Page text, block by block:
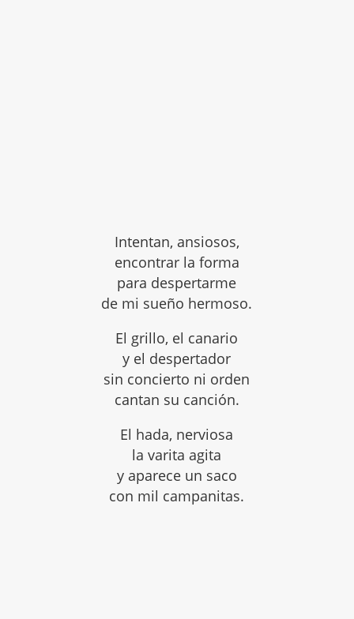
Intentan, ansiosos,
encontrar la forma
para despertarme
de mi sueño hermoso.
El grillo, el canario
y el despertador
sin concierto ni orden
cantan su canción.
El hada, nerviosa
la varita agita
y aparece un saco
con mil campanitas.